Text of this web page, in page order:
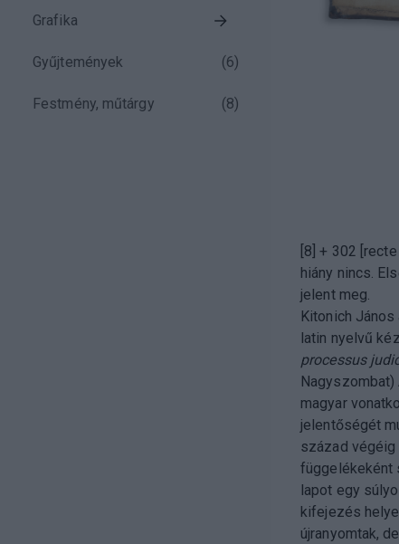
Grafika
Gyűjtemények (6)
Festmény, műtárgy (8)
[8] + 302
hiány nincs.
jelent meg.
Kitonich
latin nyelvű
processus
magyar
jelentőségét
század végéig
függelékeként
lapot egy
kifejezés
újranyomtak,